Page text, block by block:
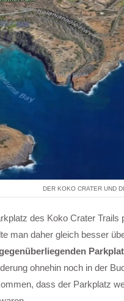
DER KOKO CRATER UND
des Koko Crater
man daher gleich besser
ohnehin noch in der
dass der Parkplatz